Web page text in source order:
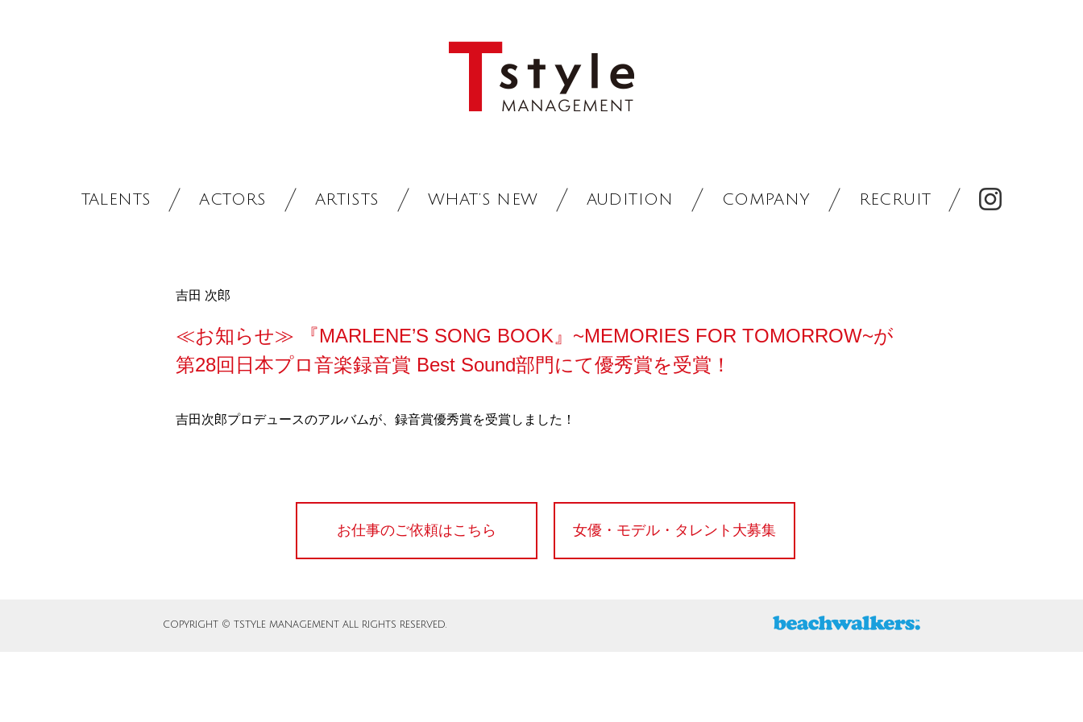
TALENTS ACTORS ARTISTS WHAT’S NEW AUDITION COMPANY RECRUIT
吉田 次郎
≪お知らせ≫ 『MARLENE’S SONG BOOK』~MEMORIES FOR TOMORROW~が
第28回日本プロ音楽録音賞 Best Sound部門にて優秀賞を受賞！
吉田次郎プロデュースのアルバムが、録音賞優秀賞を受賞しました！
お仕事のご依頼はこちら 女優・モデル・タレント大募集
COPYRIGHT ©️ TSTYLE MANAGEMENT ALL RIGHTS RESERVED.